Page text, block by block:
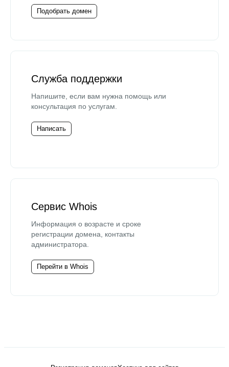
Подобрать домен
Служба поддержки
Напишите, если вам нужна помощь или
консультация по услугам.
Написать
Сервис Whois
Информация о возрасте и сроке
регистрации домена, контакты
администратора.
Перейти в Whois